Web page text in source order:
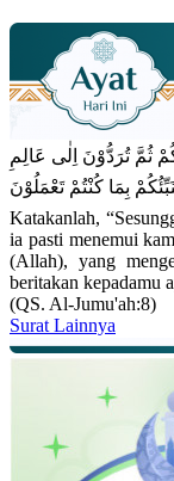
ثُمَّ تُرَدُّوْنَ اِلٰى عَالِمِ
Katakanlah,
ia pasti menemui
(Allah), yang
beritakan kepadamu
(QS. Al-Jumu'ah:8)
Surat Lainnya